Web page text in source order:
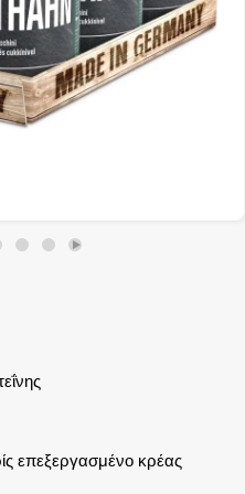
επεξεργασμένο κρέας